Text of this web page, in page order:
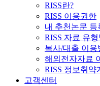
RISS란?
RISS 이용권한
내 추천논문 등
RISS 자료 유
복사/대출 이용
해외전자자료
RISS 정보취약
고객센터